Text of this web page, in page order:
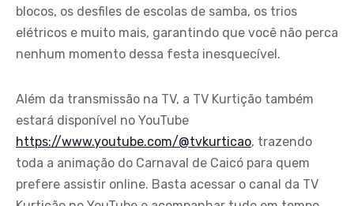
blocos, os desfiles de escolas de samba, os trios
elétricos e muito mais, garantindo que você não perca
nenhum momento dessa festa inesquecível.
Além da transmissão na TV, a TV Kurtição também
estará disponível no YouTube
https://www.youtube.com/@tvkurticao, trazendo
toda a animação do Carnaval de Caicó para quem
prefere assistir online. Basta acessar o canal da TV